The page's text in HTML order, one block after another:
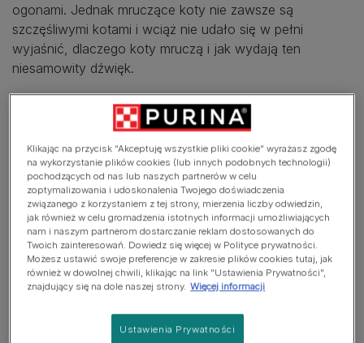
ogonami. Jednak mruczące koty nie zawsze są
szczęśliwymi kotami i wciąż nie udało się w pełni
wyjaśnić, dlaczego koty mruczą i jak wydają ten
niesamowity dźwięk.
Przeprowadzone badania naukowe wykazały, że koty
mruczą nie tylko wtedy, gdy są szczęśliwe, ale także
wtedy, gdy czują niepokój lub są przestraszone.
Mruczenie jest mechanizmem obronnym i sposobem na
zachowanie spokoju w stresujących sytuacjach. Często
można usłyszeć, jak kot mruczy podczas badania u
weterynarza, ale uważaj, aby nie pomylić tego z
sygnałem oznaczającym zadowolenie. Bardziej
prawdopodobne jest, że kot mruczy, żeby się uspokoić,
a nie dlatego, że badanie jest dla niego przyjemne.
Mruczenie to nie tylko metoda komunikacji niewerbalnej.
Choć może to brzmieć nieprawdopodobnie, koty
Klikając na przycisk “Akceptuję wszystkie pliki cookie” wyrażasz zgodę
na wykorzystanie plików cookies (lub innych podobnych technologii)
pochodzących od nas lub naszych partnerów w celu
zoptymalizowania i udoskonalenia Twojego doświadczenia
związanego z korzystaniem z tej strony, mierzenia liczby odwiedzin,
jak również w celu gromadzenia istotnych informacji umożliwiających
nam i naszym partnerom dostarczanie reklam dostosowanych do
Twoich zainteresowań. Dowiedz się więcej w Polityce prywatności.
Możesz ustawić swoje preferencje w zakresie plików cookies tutaj, jak
również w dowolnej chwili, klikając na link "Ustawienia Prywatności",
znajdujący się na dole naszej strony. Więcej informacji
Ustawienia Prywatności